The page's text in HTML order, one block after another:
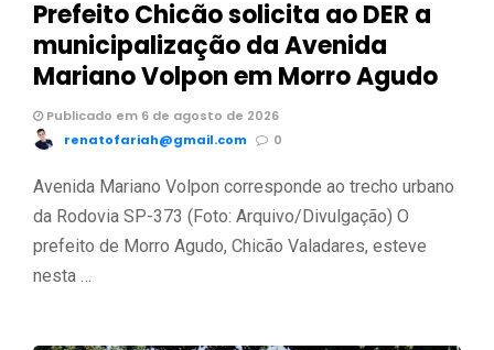
Prefeito Chicão solicita ao DER a
municipalização da Avenida
Mariano Volpon em Morro Agudo
Publicado em 6 de agosto de 2026
renatofariah@gmail.com
0
Avenida Mariano Volpon corresponde ao trecho urbano
da Rodovia SP-373 (Foto: Arquivo/Divulgação) O
prefeito de Morro Agudo, Chicão Valadares, esteve
nesta …